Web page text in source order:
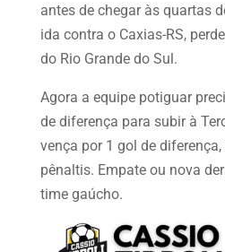
antes de chegar às quartas
ida contra o Caxias-RS,
do Rio Grande do Sul.
Agora a equipe potiguar
de diferença para subir à
vença por 1 gol de
pênaltis. Empate ou nova
time gaúcho.